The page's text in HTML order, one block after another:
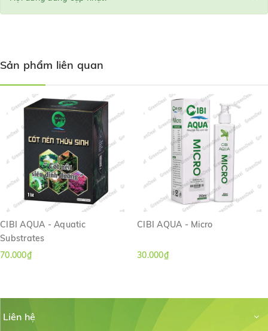
Sản phẩm liên quan
CIBI AQUA - Aquatic
Substrates
70.000₫
CIBI AQUA - Micro
30.000₫
Liên hệ